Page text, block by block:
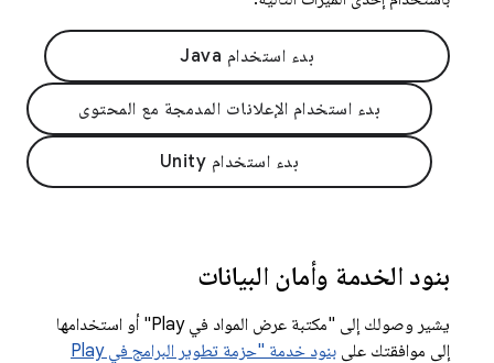
بدء استخدام Java
بدء استخدام الإعلانات المدمجة مع المحتوى
بدء استخدام Unity
بنود الخدمة وأمان البيانات
يشير وصولك إلى "مكتبة عرض المواد في Play" أو استخدامها
إلى موافقتك على
بنود خدمة "حزمة تطوير البرامج في Play